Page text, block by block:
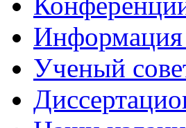
Ученый